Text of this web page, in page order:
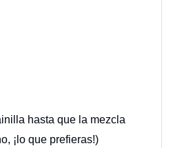
hasta que la mezcla
¡lo que prefieras!)